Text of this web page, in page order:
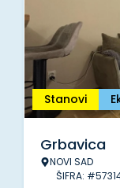
Stanovi
Grbavica
NOVI SAD
ŠIFRA: